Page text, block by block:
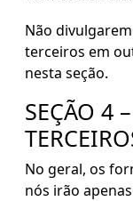
Não
terceiros em
nesta seção.
SEÇÃO 4
No geral, os
nós irão